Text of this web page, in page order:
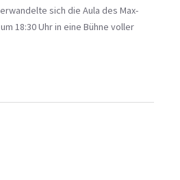
sich die Aula des Max-
18:30 Uhr in eine Bühne voller